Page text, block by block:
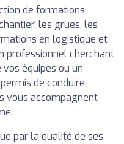
de formations,
les grues, les
en logistique et
professionnel cherchant
équipes ou un
de conduire
vous accompagnent
par la qualité de ses